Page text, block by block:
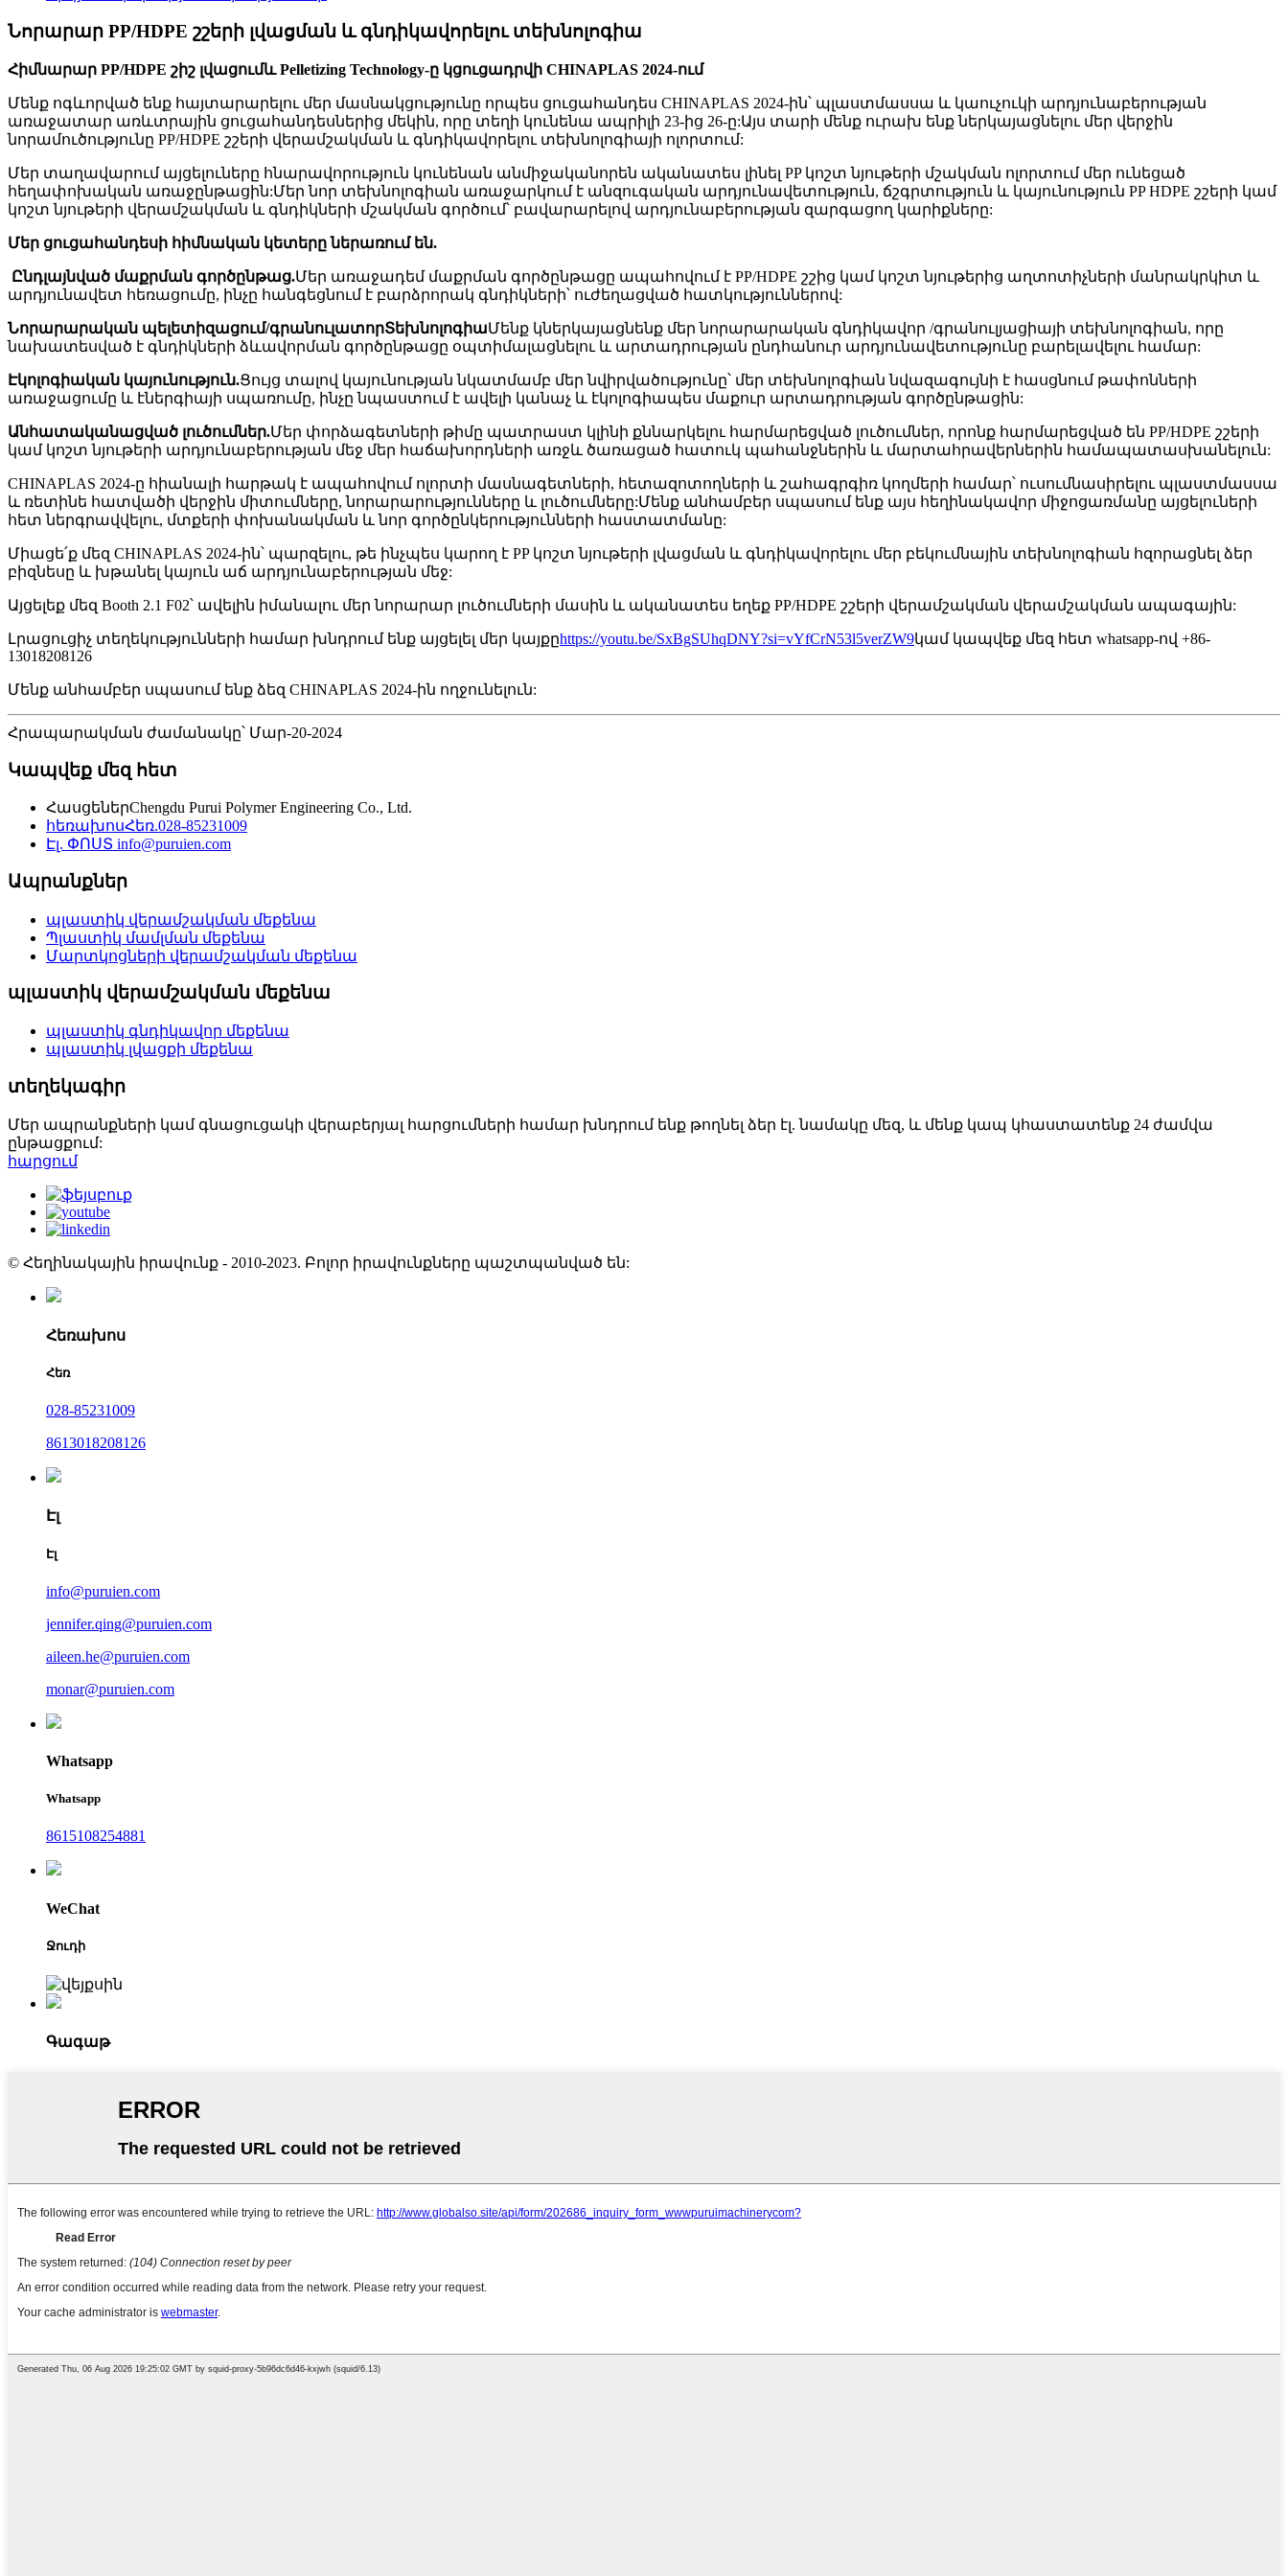
Նորարար PP/HDPE շշերի լվացման և գնդիկավորելու տեխնոլոգիա
Հիմնարար PP/HDPE շիշ լվացումև Pelletizing Technology-ը կցուցադրվի CHINAPLAS 2024-ում
Մենք ոգևորված ենք հայտարարելու մեր մասնակցությունը որպես ցուցահանդես CHINAPLAS 2024-ին՝ պլաստմասսա և կաուչուկի արդյունաբերության
առաջատար առևտրային ցուցահանդեսներից մեկին, որը տեղի կունենա ապրիլի 23-ից 26-ը:Այս տարի մենք ուրախ ենք ներկայացնելու մեր վերջին
նորամուծությունը PP/HDPE շշերի վերամշակման և գնդիկավորելու տեխնոլոգիայի ոլորտում:
Մեր տաղավարում այցելուները հնարավորություն կունենան անմիջականորեն ականատես լինել PP կոշտ նյութերի մշակման ոլորտում մեր ունեցած
հեղափոխական առաջընթացին:Մեր նոր տեխնոլոգիան առաջարկում է անզուգական արդյունավետություն, ճշգրտություն և կայունություն PP HDPE շշերի կամ
կոշտ նյութերի վերամշակման և գնդիկների մշակման գործում՝ բավարարելով արդյունաբերության զարգացող կարիքները:
Մեր ցուցահանդեսի հիմնական կետերը ներառում են.
Ընդլայնված մաքրման գործընթաց.Մեր առաջադեմ մաքրման գործընթացը ապահովում է PP/HDPE շշից կամ կոշտ նյութերից աղտոտիչների մանրակրկիտ և
արդյունավետ հեռացումը, ինչը հանգեցնում է բարձրորակ գնդիկների՝ ուժեղացված հատկություններով:
Նորարարական պելետիզացում/գրանուլատորՏեխնոլոգիաՄենք կներկայացնենք մեր նորարարական գնդիկավոր /գրանուլյացիայի տեխնոլոգիան, որը
նախատեսված է գնդիկների ձևավորման գործընթացը օպտիմալացնելու և արտադրության ընդհանուր արդյունավետությունը բարելավելու համար:
Էկոլոգիական կայունություն.Ցույց տալով կայունության նկատմամբ մեր նվիրվածությունը՝ մեր տեխնոլոգիան նվազագույնի է հասցնում թափոնների
առաջացումը և էներգիայի սպառումը, ինչը նպաստում է ավելի կանաչ և էկոլոգիապես մաքուր արտադրության գործընթացին:
Անհատականացված լուծումներ.Մեր փորձագետների թիմը պատրաստ կլինի քննարկելու հարմարեցված լուծումներ, որոնք հարմարեցված են PP/HDPE շշերի
կամ կոշտ նյութերի արդյունաբերության մեջ մեր հաճախորդների առջև ծառացած հատուկ պահանջներին և մարտահրավերներին համապատասխանելուն:
CHINAPLAS 2024-ը հիանալի հարթակ է ապահովում ոլորտի մասնագետների, հետազոտողների և շահագրգիռ կողմերի համար՝ ուսումնասիրելու պլաստմասսա
և ռետինե հատվածի վերջին միտումները, նորարարությունները և լուծումները:Մենք անհամբեր սպասում ենք այս հեղինակավոր միջոցառմանը այցելուների
հետ ներգրավվելու, մտքերի փոխանակման և նոր գործընկերությունների հաստատմանը:
Միացե՛ք մեզ CHINAPLAS 2024-ին՝ պարզելու, թե ինչպես կարող է PP կոշտ նյութերի լվացման և գնդիկավորելու մեր բեկումնային տեխնոլոգիան հզորացնել ձեր
բիզնեսը և խթանել կայուն աճ արդյունաբերության մեջ:
Այցելեք մեզ Booth 2.1 F02՝ ավելին իմանալու մեր նորարար լուծումների մասին և ականատես եղեք PP/HDPE շշերի վերամշակման վերամշակման ապագային:
Լրացուցիչ տեղեկությունների համար խնդրում ենք այցելել մեր կայքըhttps://youtu.be/SxBgSUhqDNY?si=vYfCrN53l5verZW9կամ կապվեք մեզ հետ whatsapp-ով +86-
13018208126
Մենք անհամբեր սպասում ենք ձեզ CHINAPLAS 2024-ին ողջունելուն:
Հրապարակման ժամանակը՝ Մար-20-2024
Կապվեք մեզ հետ
ՀասցեներChengdu Purui Polymer Engineering Co., Ltd.
հեռախոսՀեռ.028-85231009
Էլ. ՓՈՍՏ info@puruien.com
Ապրանքներ
պլաստիկ վերամշակման մեքենա
Պլաստիկ մամլման մեքենա
Մարտկոցների վերամշակման մեքենա
պլաստիկ վերամշակման մեքենա
պլաստիկ գնդիկավոր մեքենա
պլաստիկ լվացքի մեքենա
տեղեկագիր
Մեր ապրանքների կամ գնացուցակի վերաբերյալ հարցումների համար խնդրում ենք թողնել ձեր էլ. նամակը մեզ, և մենք կապ կհաստատենք 24 ժամվա
ընթացքում:
հարցում
© Հեղինակային իրավունք - 2010-2023. Բոլոր իրավունքները պաշտպանված են:
Հեռախոս
Հեռ
028-85231009
8613018208126
Էլ
Էլ
info@puruien.com
jennifer.qing@puruien.com
aileen.he@puruien.com
monar@puruien.com
Whatsapp
Whatsapp
8615108254881
WeChat
Ջուդի
Գագաթ